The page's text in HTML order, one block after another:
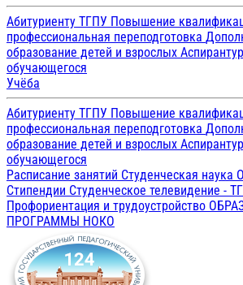
Абитуриенту ТГПУ Повышение
профессиональная переподготовка
образование детей и взрослых
обучающегося
Учёба
Абитуриенту ТГПУ Повышение
профессиональная переподготовка
образование детей и взрослых
обучающегося
Расписание занятий Студенческая наука
Стипендии Студенческое телевидение -
Профориентация и трудоустройство
ПРОГРАММЫ НОКО